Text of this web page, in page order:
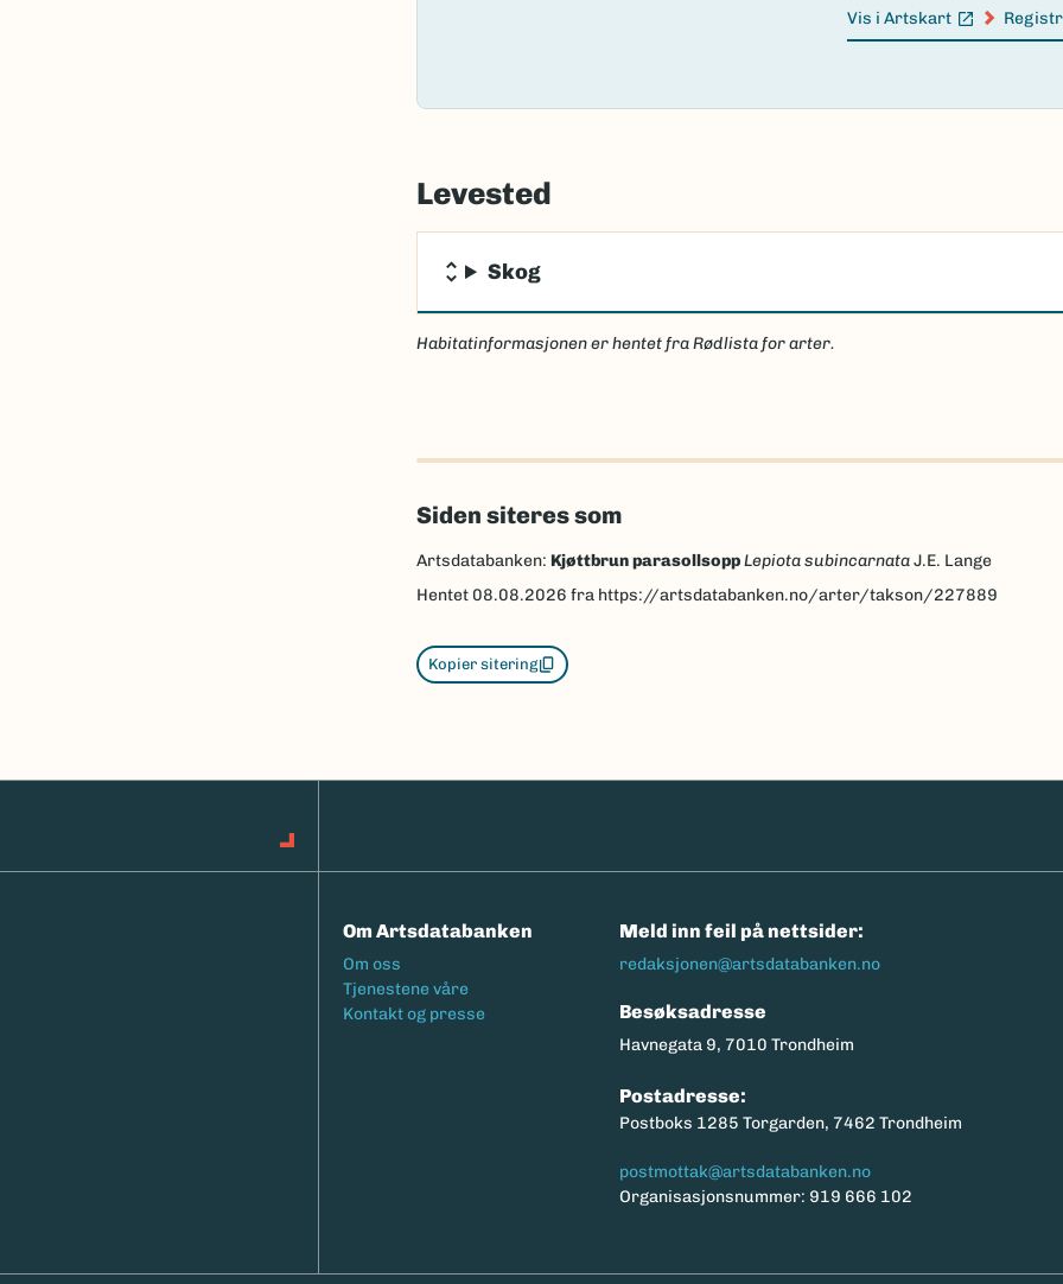
Vis i Artskart
(Ekstern lenke)
Levested
Skog
Habitatinformasjonen er hentet fra Rødlista for arter.
Siden siteres som
Artsdatabanken: Kjøttbrun parasollsoppLepiota subincarnataJ.E. Lange
Hentet 08.08.2026 fra https://artsdatabanken.no/arter/takson/227889
Kopier sitering
Om Artsdatabanken
Footermeny
Om oss
Tjenestene våre
Kontakt og presse
Meld inn feil på nettsider:
redaksjonen@artsdatabanken.no
Besøksadresse
Havnegata 9, 7010 Trondheim
Postadresse:
Postboks 1285 Torgarden, 7462 Trondheim
postmottak@artsdatabanken.no
Organisasjonsnummer: 919 666 102